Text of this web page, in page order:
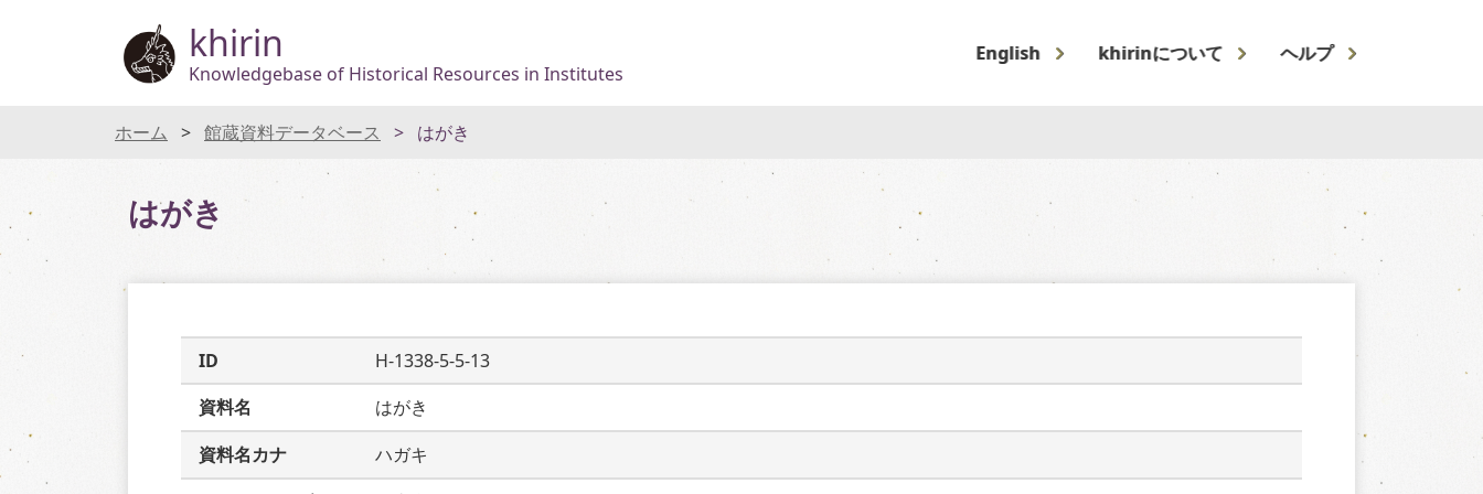
khirin
Knowledgebase of Historical Resources in Institutes
English khirinについて ヘルプ
ホーム 館蔵資料データベース はがき
はがき
ID
H-1338-5-5-13
資料名
はがき
資料名カナ
ハガキ